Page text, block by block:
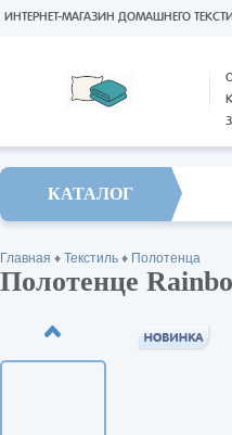
ИНТЕРНЕТ-МАГАЗИН ДОМАШНЕГО
КАТАЛОГ
Главная ♦ Текстиль ♦ Полотенца
Полотенце